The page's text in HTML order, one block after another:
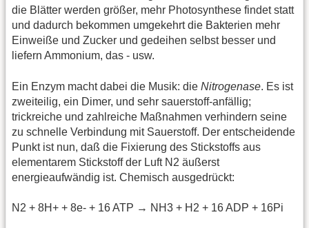
die Blätter werden größer, mehr Photosynthese findet statt
und dadurch bekommen umgekehrt die Bakterien mehr
Einweiße und Zucker und gedeihen selbst besser und
liefern Ammonium, das - usw.
Ein Enzym macht dabei die Musik: die Nitrogenase. Es ist
zweiteilig, ein Dimer, und sehr sauerstoff-anfällig;
trickreiche und zahlreiche Maßnahmen verhindern seine
zu schnelle Verbindung mit Sauerstoff. Der entscheidende
Punkt ist nun, daß die Fixierung des Stickstoffs aus
elementarem Stickstoff der Luft N2 äußerst
energieaufwändig ist. Chemisch ausgedrückt:
N2 + 8H+ + 8e- + 16 ATP → NH3 + H2 + 16 ADP + 16Pi